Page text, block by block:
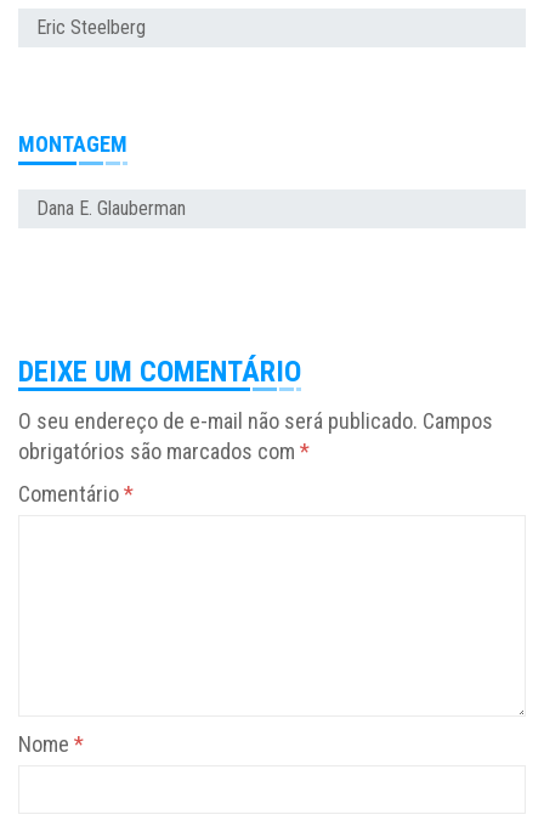
Eric Steelberg
MONTAGEM
Dana E. Glauberman
DEIXE UM COMENTÁRIO
O seu endereço de e-mail não será publicado. Campos
obrigatórios são marcados com *
Comentário*
Nome *